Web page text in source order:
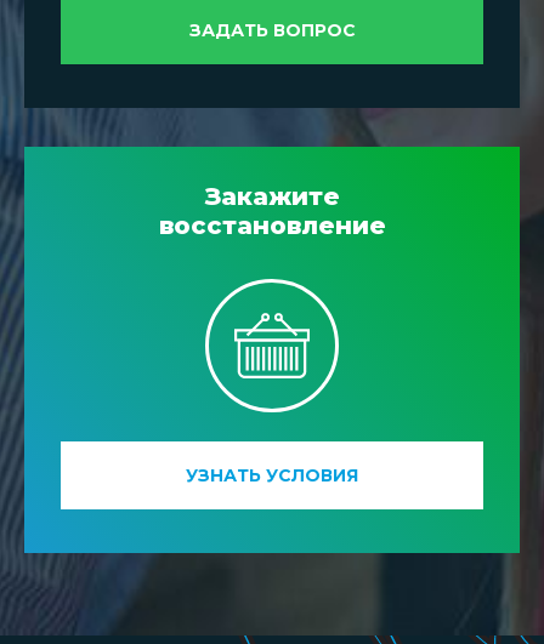
ЗАДАТЬ ВОПРОС
Закажите
восстановление
УЗНАТЬ УСЛОВИЯ